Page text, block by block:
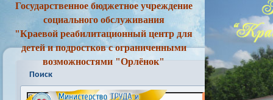
Государственное бюджетное учреждение
социального обслуживания
"Краевой реабилитационный центр для
детей и подростков с ограниченными
возможностями "Орлёнок"
Поиск